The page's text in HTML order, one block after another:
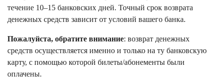
течение 10–15 банковских дней. Точный срок возврата
денежных средств зависит от условий вашего банка.
Пожалуйста, обратите внимание: возврат денежных
средств осуществляется именно и только на ту банковскую
карту, с помощью которой билеты/абонементы были
оплачены.